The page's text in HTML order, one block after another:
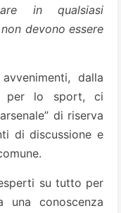
in qualsiasi
devono essere
dalla
per lo sport, ci
di riserva
di discussione e
su tutto per
una conoscenza